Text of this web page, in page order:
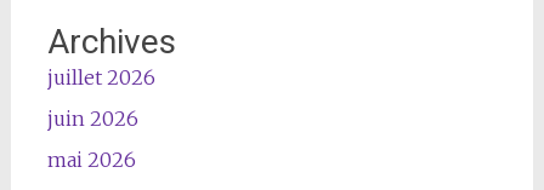
Archives
juillet 2026
juin 2026
mai 2026